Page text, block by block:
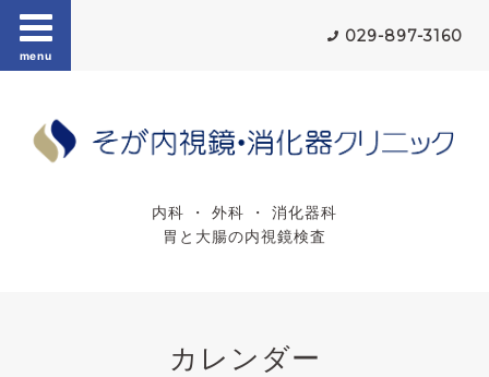
menu
029-897-3160
内科 ・ 外科 ・ 消化器科
胃と大腸の内視鏡検査
カレンダー